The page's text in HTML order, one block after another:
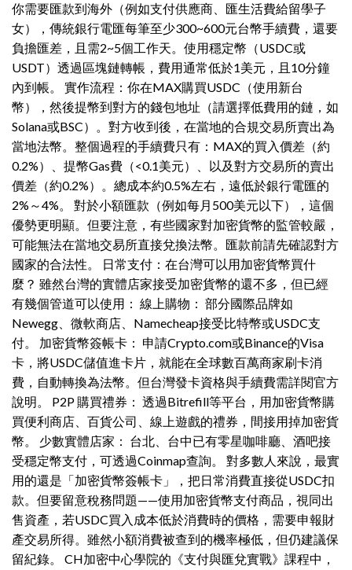
你需要匯款到海外（例如支付供應商、匯生活費給留學子
女），傳統銀行電匯每筆至少300~600元台幣手續費，還要
負擔匯差，且需2~5個工作天。使用穩定幣（USDC或
USDT）透過區塊鏈轉帳，費用通常低於1美元，且10分鐘
內到帳。 實作流程：你在MAX購買USDC（使用新台
幣），然後提幣到對方的錢包地址（請選擇低費用的鏈，如
Solana或BSC）。對方收到後，在當地的合規交易所賣出為
當地法幣。整個過程的手續費只有：MAX的買入價差（約
0.2%）、提幣Gas費（<0.1美元）、以及對方交易所的賣出
價差（約0.2%）。總成本約0.5%左右，遠低於銀行電匯的
2%～4%。 對於小額匯款（例如每月500美元以下），這個
優勢更明顯。但要注意，有些國家對加密貨幣的監管較嚴，
可能無法在當地交易所直接兌換法幣。匯款前請先確認對方
國家的合法性。 日常支付：在台灣可以用加密貨幣買什
麼？ 雖然台灣的實體店家接受加密貨幣的還不多，但已經
有幾個管道可以使用： 線上購物： 部分國際品牌如
Newegg、微軟商店、Namecheap接受比特幣或USDC支
付。 加密貨幣簽帳卡： 申請Crypto.com或Binance的Visa
卡，將USDC儲值進卡片，就能在全球數百萬商家刷卡消
費，自動轉換為法幣。但台灣發卡資格與手續費需詳閱官方
說明。 P2P 購買禮券： 透過Bitrefill等平台，用加密貨幣購
買便利商店、百貨公司、線上遊戲的禮券，間接用掉加密貨
幣。 少數實體店家： 台北、台中已有零星咖啡廳、酒吧接
受穩定幣支付，可透過Coinmap查詢。 對多數人來說，最實
用的還是「加密貨幣簽帳卡」，把日常消費直接從USDC扣
款。但要留意稅務問題——使用加密貨幣支付商品，視同出
售資產，若USDC買入成本低於消費時的價格，需要申報財
產交易所得。雖然小額消費被查到的機率極低，但仍建議保
留紀錄。 CH加密中心學院的《支付與匯兌實戰》課程中，